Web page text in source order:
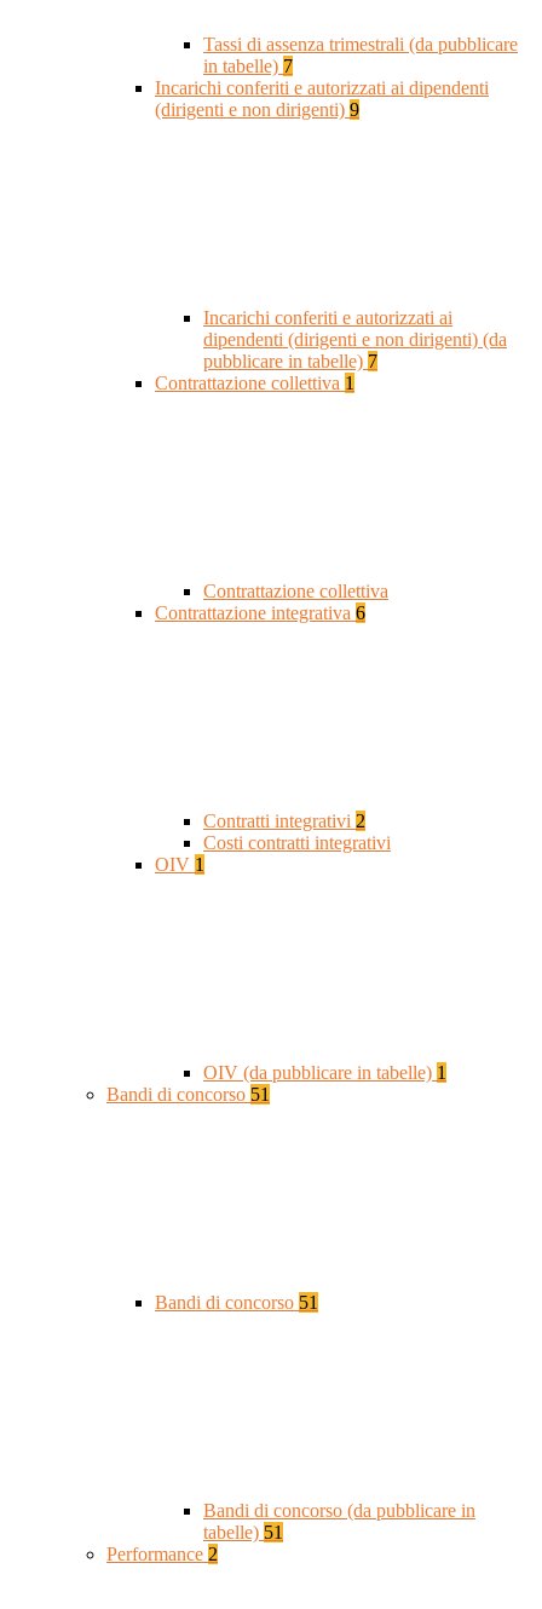
Tassi di assenza trimestrali (da pubblicare
in tabelle) 7
Incarichi conferiti e autorizzati ai dipendenti
(dirigenti e non dirigenti) 9
Incarichi conferiti e autorizzati ai
dipendenti (dirigenti e non dirigenti) (da
pubblicare in tabelle) 7
Contrattazione collettiva 1
Contrattazione collettiva
Contrattazione integrativa 6
Contratti integrativi 2
Costi contratti integrativi
OIV 1
OIV (da pubblicare in tabelle) 1
Bandi di concorso 51
Bandi di concorso 51
Bandi di concorso (da pubblicare in
tabelle) 51
Performance 2